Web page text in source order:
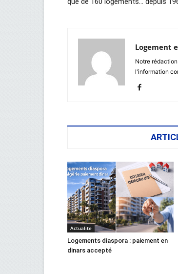
Logement
Notre
l'information
Actualite
Logements diaspora : paiement en
dinars accepté